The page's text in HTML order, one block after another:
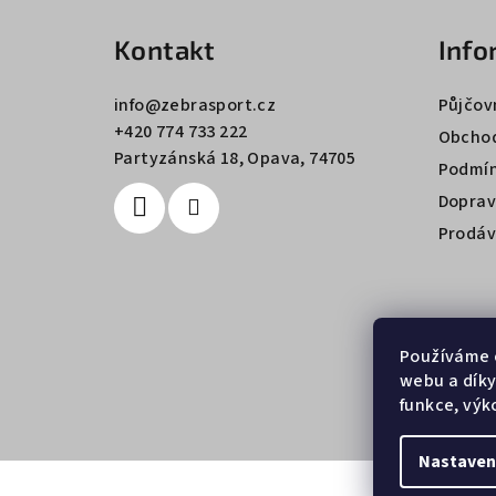
webu a
funkce,
Kontakt
info@zebrasport.cz
+420 774 733 222
Partyzánská 18, Opava, 74705